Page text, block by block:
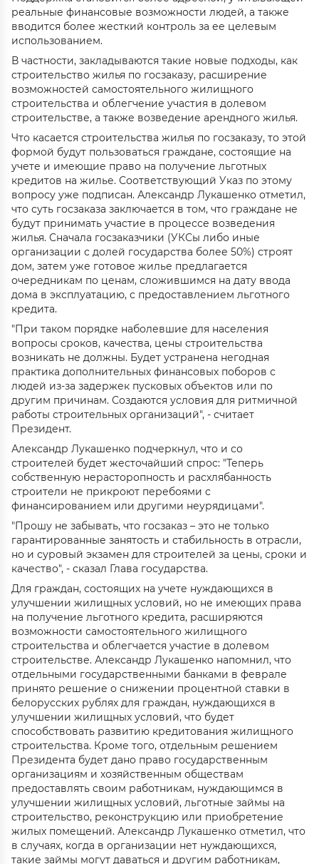
реальные финансовые возможности людей, а также
вводится более жесткий контроль за ее целевым
использованием.
В частности, закладываются такие новые подходы, как
строительство жилья по госзаказу, расширение
возможностей самостоятельного жилищного
строительства и облегчение участия в долевом
строительстве, а также возведение арендного жилья.
Что касается строительства жилья по госзаказу, то этой
формой будут пользоваться граждане, состоящие на
учете и имеющие право на получение льготных
кредитов на жилье. Соответствующий Указ по этому
вопросу уже подписан. Александр Лукашенко отметил,
что суть госзаказа заключается в том, что граждане не
будут принимать участие в процессе возведения
жилья. Сначала госзаказчики (УКСы либо иные
организации с долей государства более 50%) строят
дом, затем уже готовое жилье предлагается
очередникам по ценам, сложившимся на дату ввода
дома в эксплуатацию, с предоставлением льготного
кредита.
"При таком порядке наболевшие для населения
вопросы сроков, качества, цены строительства
возникать не должны. Будет устранена негодная
практика дополнительных финансовых поборов с
людей из-за задержек пусковых объектов или по
другим причинам. Создаются условия для ритмичной
работы строительных организаций", - считает
Президент.
Александр Лукашенко подчеркнул, что и со
строителей будет жесточайший спрос: "Теперь
собственную нерасторопность и расхлябанность
строители не прикроют перебоями с
финансированием или другими неурядицами".
"Прошу не забывать, что госзаказ – это не только
гарантированные занятость и стабильность в отрасли,
но и суровый экзамен для строителей за цены, сроки и
качество", - сказал Глава государства.
Для граждан, состоящих на учете нуждающихся в
улучшении жилищных условий, но не имеющих права
на получение льготного кредита, расширяются
возможности самостоятельного жилищного
строительства и облегчается участие в долевом
строительстве. Александр Лукашенко напомнил, что
отдельными государственными банками в феврале
принято решение о снижении процентной ставки в
белорусских рублях для граждан, нуждающихся в
улучшении жилищных условий, что будет
способствовать развитию кредитования жилищного
строительства. Кроме того, отдельным решением
Президента будет дано право государственным
организациям и хозяйственным обществам
предоставлять своим работникам, нуждающимся в
улучшении жилищных условий, льготные займы на
строительство, реконструкцию или приобретение
жилых помещений. Александр Лукашенко отметил, что
в случаях, когда в организации нет нуждающихся,
такие займы могут даваться и другим работникам,